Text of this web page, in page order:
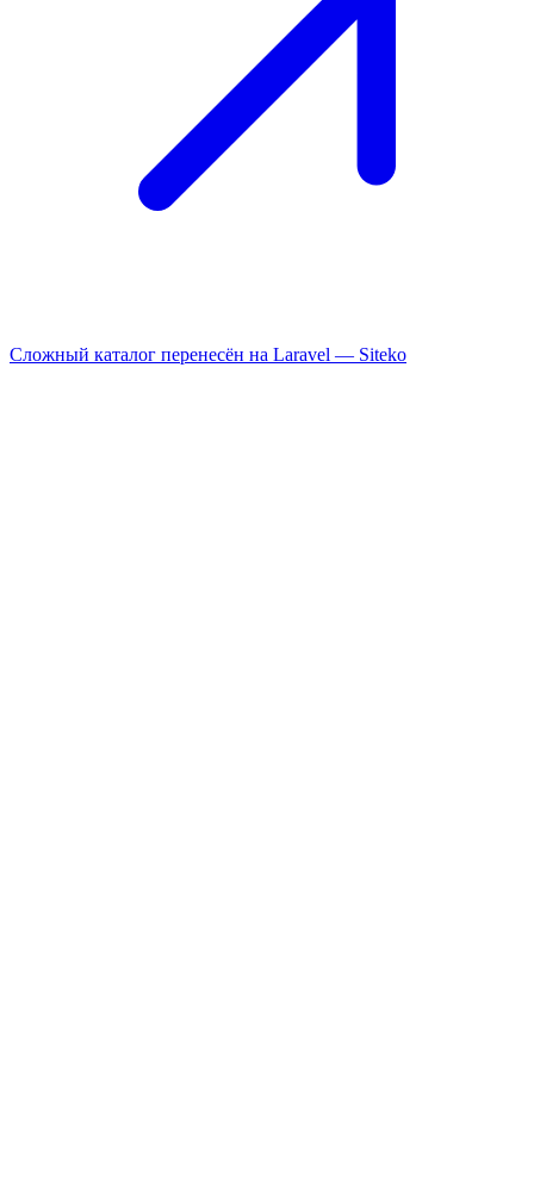
Сложный каталог перенесён на Laravel — Siteko